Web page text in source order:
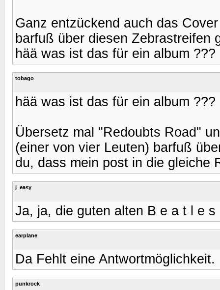
Ganz entzückend auch das
barfuß über diesen Zebrastreifen
hää was ist das für ein album
tobago
hää was ist das für ein album
Übersetz mal "Redoubts Road"
(einer von vier Leuten) barfuß
du, dass mein post in die gleiche
j_easy
Ja, ja, die guten alten B e a t l e s
earplane
Da Fehlt eine Antwortmöglichkeit.
punkrock